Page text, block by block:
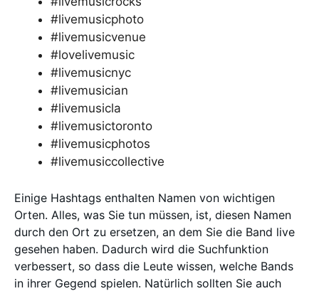
#livemusicphoto
#livemusicvenue
#lovelivemusic
#livemusicnyc
#livemusician
#livemusicla
#livemusictoronto
#livemusicphotos
#livemusiccollective
Einige Hashtags enthalten Namen von wichtigen
Orten. Alles, was Sie tun müssen, ist, diesen Namen
durch den Ort zu ersetzen, an dem Sie die Band live
gesehen haben. Dadurch wird die Suchfunktion
verbessert, so dass die Leute wissen, welche Bands
in ihrer Gegend spielen. Natürlich sollten Sie auch